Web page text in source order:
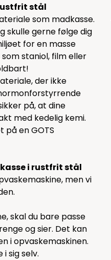
stål
som madkasse.
skulle gerne følge dig
for en masse
staniol, film eller
der ikke
på, at dine
med kedelig kemi.
på en GOTS
i rustfrit stål
men vi
skal du bare passe
og sier. Det kan
i opvaskemaskinen.
sig selv.